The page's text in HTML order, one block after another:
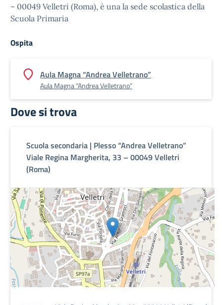
– 00049 Velletri (Roma), è una la sede scolastica della
Scuola Primaria
Ospita
Aula Magna “Andrea Velletrano”
Aula Magna “Andrea Velletrano”
Dove si trova
Scuola secondaria | Plesso “Andrea Velletrano”
Viale Regina Margherita, 33 – 00049 Velletri
(Roma)